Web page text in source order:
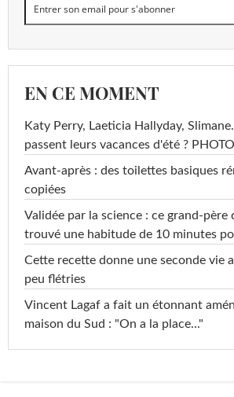
EN CE MOMENT
Katy Perry, Laeticia Hallyday,
passent leurs vacances d'été ?
Avant-après : des toilettes basiques
copiées
Validée par la science : ce grand-père
trouvé une habitude de 10 minutes
Cette recette donne une seconde vie
peu flétries
Vincent Lagaf a fait un étonnant
maison du Sud : "On a la place..."